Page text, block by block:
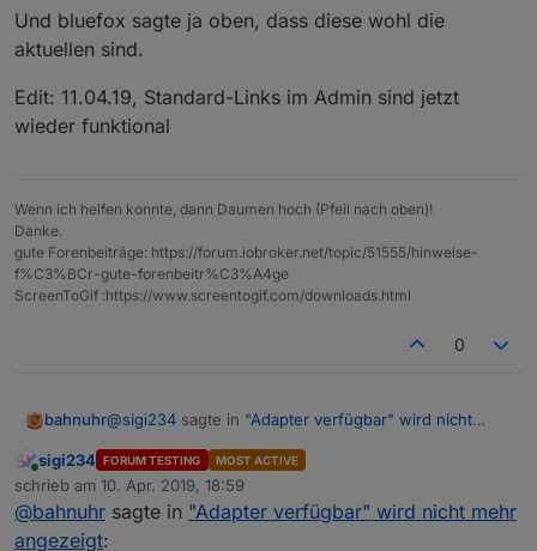
Und bluefox sagte ja oben, dass diese wohl die
aktuellen sind.
Edit: 11.04.19, Standard-Links im Admin sind jetzt
wieder funktional
Wenn ich helfen konnte, dann Daumen hoch (Pfeil nach oben)!
Danke.
gute Forenbeiträge: https://forum.iobroker.net/topic/51555/hinweise-
f%C3%BCr-gute-forenbeitr%C3%A4ge
ScreenToGif :https://www.screentogif.com/downloads.html
0
bahnuhr@sigi234 sagte in "Adapter verfügbar" wird nicht
~~Stable: http://iobroker.live/sources-
dist.json~~
hab jetzt diese.
Online
sigi234 FORUM TESTING MOST ACTIVE
schrieb am 10. Apr. 2019, 18:59
zuletzt editiert von
@bahnuhr sagte in "Adapter verfügbar" wird nicht mehr
angezeigt: